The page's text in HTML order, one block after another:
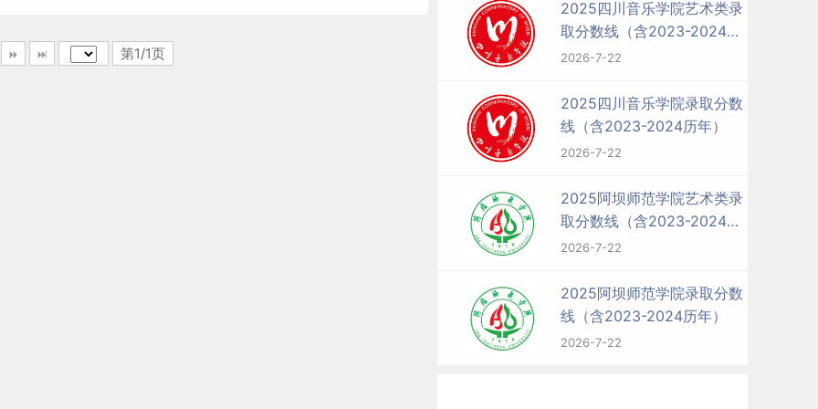
第1/1页
2025四川音乐学院艺术类录
取分数线（含2023-2024历
年）
2026-7-22
2025四川音乐学院录取分数
线（含2023-2024历年）
2026-7-22
2025阿坝师范学院艺术类录
取分数线（含2023-2024历
年）
2026-7-22
2025阿坝师范学院录取分数
线（含2023-2024历年）
2026-7-22